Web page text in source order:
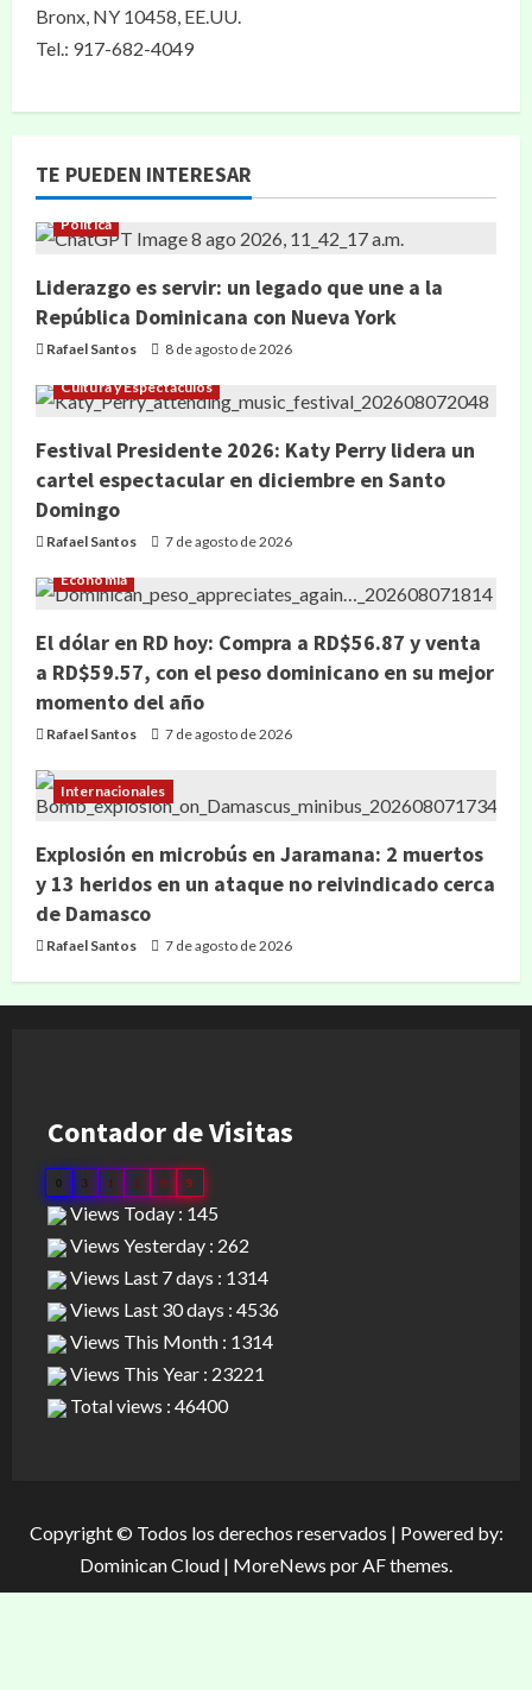
Bronx, NY 10458, EE.UU.
Tel.: 917-682-4049
TE PUEDEN INTERESAR
Política
Liderazgo es servir: un legado que une a la
República Dominicana con Nueva York
Rafael Santos 8 de agosto de 2026
Cultura y Espectáculos
Festival Presidente 2026: Katy Perry lidera un
cartel espectacular en diciembre en Santo
Domingo
Rafael Santos 7 de agosto de 2026
Economía
El dólar en RD hoy: Compra a RD$56.87 y venta
a RD$59.57, con el peso dominicano en su mejor
momento del año
Rafael Santos 7 de agosto de 2026
Internacionales
Explosión en microbús en Jaramana: 2 muertos
y 13 heridos en un ataque no reivindicado cerca
de Damasco
Rafael Santos 7 de agosto de 2026
Contador de Visitas
0 3 1 1 9 9
Views Today : 145
Views Yesterday : 262
Views Last 7 days : 1314
Views Last 30 days : 4536
Views This Month : 1314
Views This Year : 23221
Total views : 46400
Copyright © Todos los derechos reservados | Powered by:
Dominican Cloud | MoreNews por AF themes.